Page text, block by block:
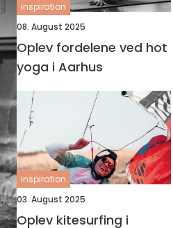
inspiration
08. August 2025
Oplev fordelene ved hot
yoga i Aarhus
inspiration
03. August 2025
Oplev kitesurfing i